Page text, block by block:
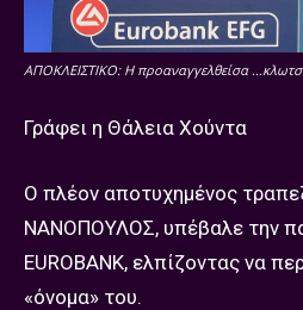
ΑΠΟΚΛΕΙΣΤΙΚΟ: Η προαναγγελθείσα
Γράφει η Θάλεια Χούντα
Ο πλέον αποτυχημένος
ΝΑΝΟΠΟΥΛΟΣ, υπέβαλε την
EUROBANK, ελπίζοντας να
«όνομα» του.